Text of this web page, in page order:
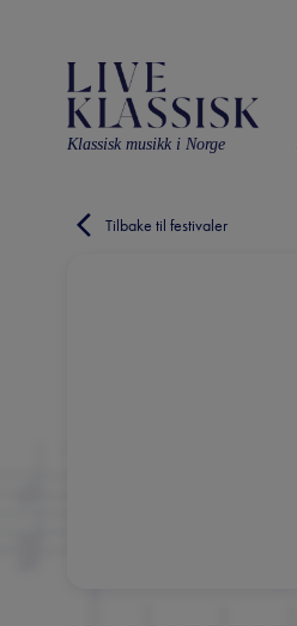
Klassisk musikk i Norge
Tilbake til festivaler